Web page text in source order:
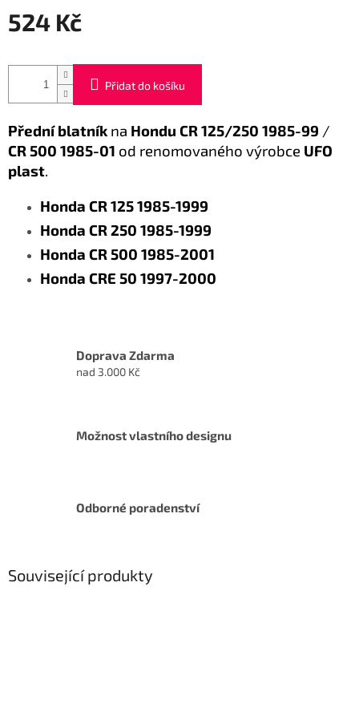
524 Kč
cena:
Přidat do košíku
Přední blatník na Hondu CR 125/250 1985-99 /
CR 500 1985-01 od renomovaného výrobce UFO
plast.
Honda CR 125 1985-1999
Honda CR 250 1985-1999
Honda CR 500 1985-2001
Honda CRE 50 1997-2000
Doprava Zdarma
nad 3.000 Kč
Možnost vlastního designu
Odborné poradenství
Související produkty